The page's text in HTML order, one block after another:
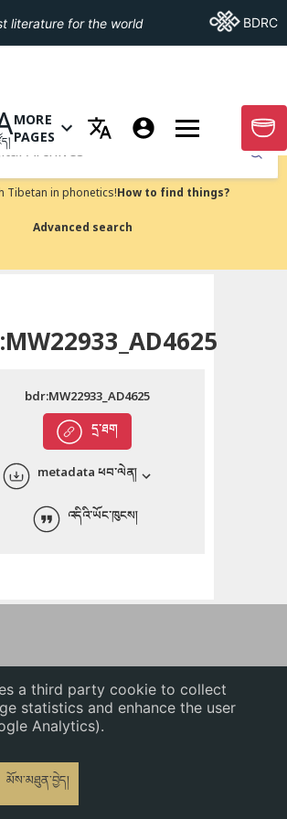
a third party cookie to collect
statistics and enhance the user
Analytics).
མོས་མཐུན་བྱེད།
English
ភាសាខ្មែរ
literature for the world Go ToBDRC
OPEN MENU OF MORE PAGES
MORE
PAGES
GO
Submit
Tibetan in phonetics!How to find things?
Advanced search
དྲ་ཐག
bdr:MW22933_AD4625
metadata ཕབ་ལེན།
འདིའི་ཡོང་ཁུངས།